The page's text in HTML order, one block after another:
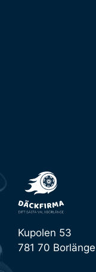
Kupolen 53
781 70 Borlänge